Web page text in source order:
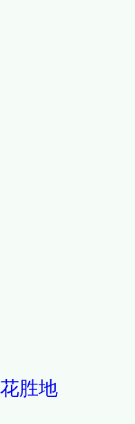
胜地